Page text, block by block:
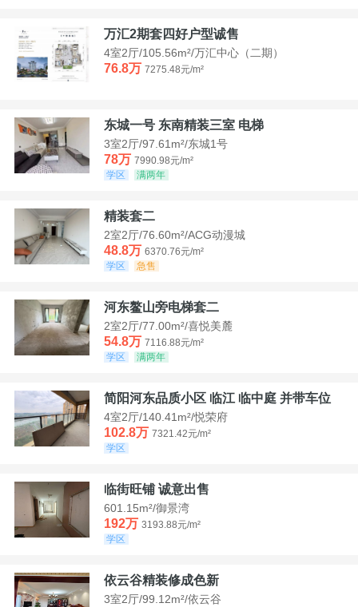
万汇2期套四好户型诚售
4室2厅/105.56m²/万汇中心（二期）
76.8万 7275.48元/m²
东城一号 东南精装三室 电梯
3室2厅/97.61m²/东城1号
78万 7990.98元/m²
学区
满两年
精装套二
2室2厅/76.60m²/ACG动漫城
48.8万 6370.76元/m²
学区
急售
河东鳌山旁电梯套二
2室2厅/77.00m²/喜悦美麓
54.8万 7116.88元/m²
学区
满两年
简阳河东品质小区 临江 临中庭 并带车位
4室2厅/140.41m²/悦荣府
102.8万 7321.42元/m²
学区
临街旺铺 诚意出售
601.15m²/御景湾
192万 3193.88元/m²
学区
依云谷精装修成色新
3室2厅/99.12m²/依云谷